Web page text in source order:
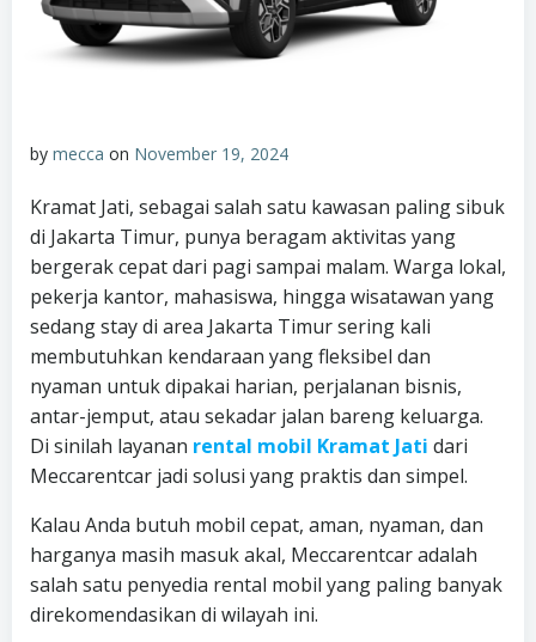
by mecca on November 19, 2024
Kramat Jati, sebagai salah satu kawasan paling sibuk
di Jakarta Timur, punya beragam aktivitas yang
bergerak cepat dari pagi sampai malam. Warga lokal,
pekerja kantor, mahasiswa, hingga wisatawan yang
sedang stay di area Jakarta Timur sering kali
membutuhkan kendaraan yang fleksibel dan
nyaman untuk dipakai harian, perjalanan bisnis,
antar-jemput, atau sekadar jalan bareng keluarga.
Di sinilah layanan rental mobil Kramat Jati dari
Meccarentcar jadi solusi yang praktis dan simpel.
Kalau Anda butuh mobil cepat, aman, nyaman, dan
harganya masih masuk akal, Meccarentcar adalah
salah satu penyedia rental mobil yang paling banyak
direkomendasikan di wilayah ini.